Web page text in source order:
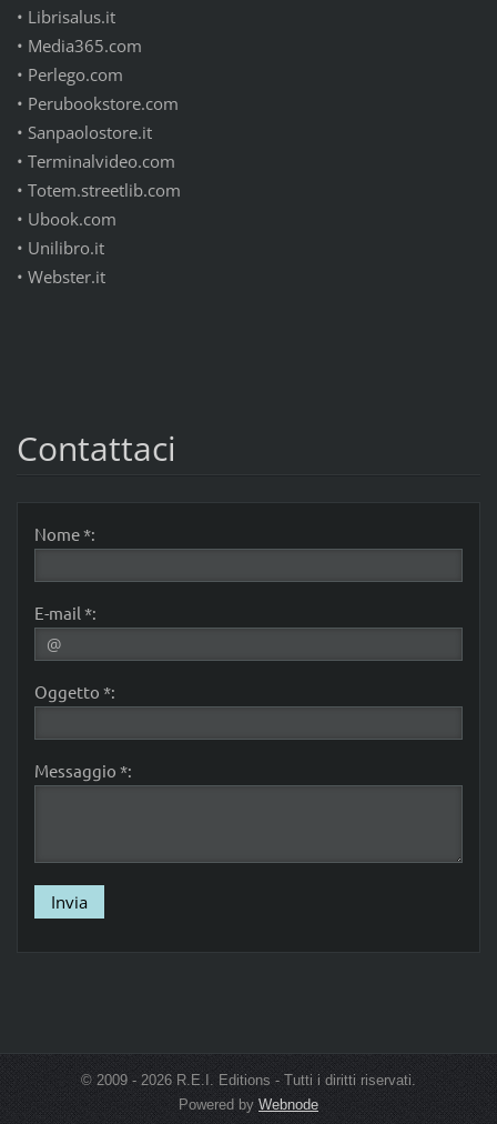
• Librisalus.it
• Media365.com
• Perlego.com
• Perubookstore.com
• Sanpaolostore.it
• Terminalvideo.com
• Totem.streetlib.com
• Ubook.com
• Unilibro.it
• Webster.it
Contattaci
Nome *:
E-mail *:
Oggetto *:
Messaggio *:
© 2009 - 2026 R.E.I. Editions - Tutti i diritti riservati.
Powered by Webnode